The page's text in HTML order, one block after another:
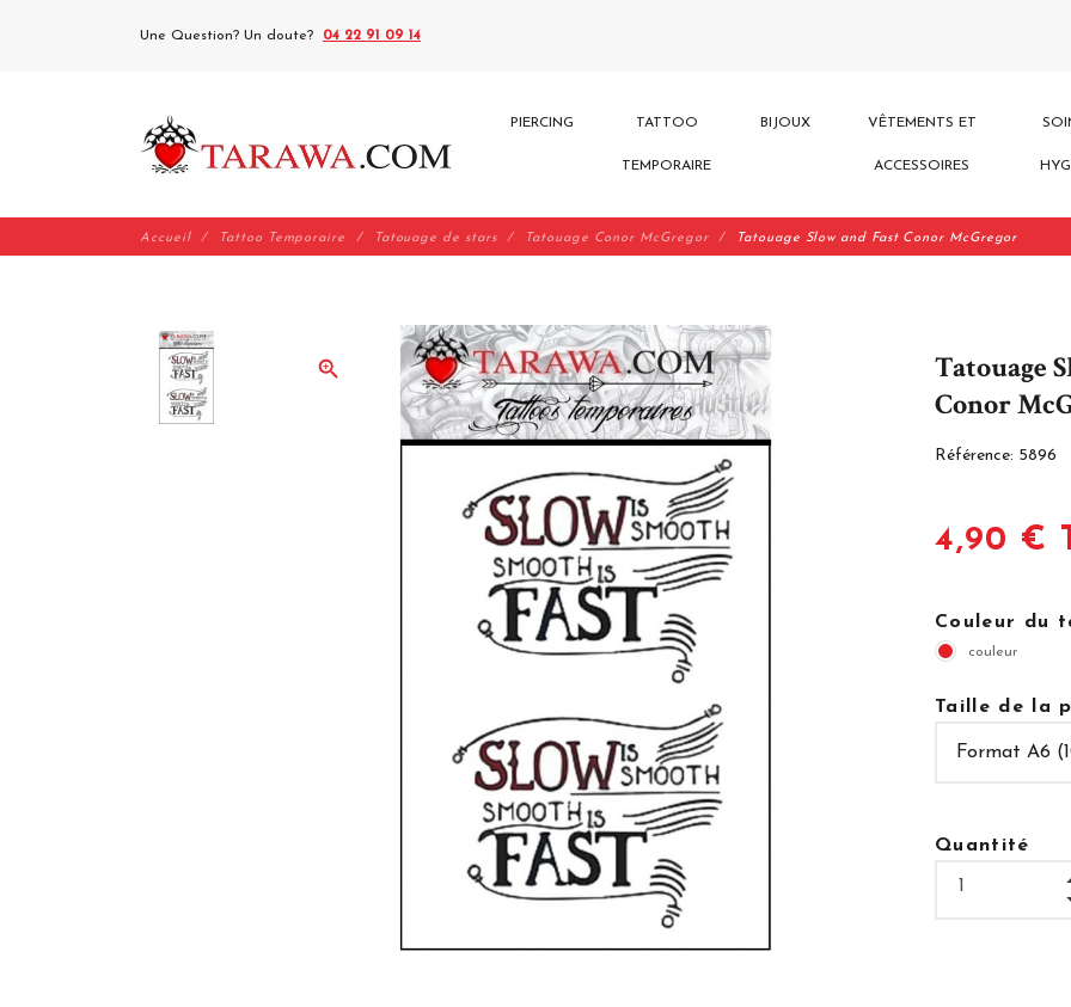
Une Question? Un doute? 04 22 91 09 14
PIERCING TATTOO
TEMPORAIRE
BIJOUX VÊTEMENTS ET
ACCESSOIRES
Accueil Tattoo Temporaire Tatouage de stars Tatouage Conor McGregor Tatouage Slow and Fast Conor McGregor
zoom_in
Tatouage
Conor
Référence: 5896
4,90 €
Couleur du
couleur
Taille de la
Quantité